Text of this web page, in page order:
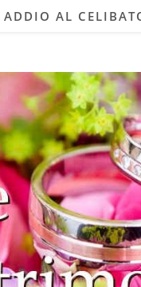
ADDIO AL